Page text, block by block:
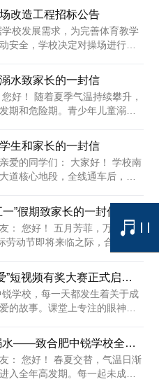
单位参与投标。 一、项目
中锐......
改造工程招标公告
安全，学校决定对操场进行整
1.项
场改造工程 2. 项目地
水致家长的一封信
期和危险期。青少年儿童溺水
一个家庭带来无法弥补的伤
子的生命安全，严防溺水事故
在此郑重提醒各位家长，请
生和家长的一封信
们： 大家好！ 学校南
道核心地段，全线通车后，车
中发现，部分行人乱穿马路、
盔、家长车辆多排停放等不文
在安全隐患。为切......
”假期致家长的一封信
，万物生
劳动节即将来临之际，合肥中锐
和您的家人致以最诚挚的节日
来对学校各项工作的理解、支
校特致信于您......
“遇见中锐·遇见爱”短视频有奖大赛正式启动！
的故事。课堂上专注的眼神、
了一幅充满温度的教育图景。
，传递教育过程中最真实的情
中锐·遇见爱”短视频有奖大赛
珍爱生命 严防溺水——致合肥中锐学校全体学生家长的一封信
气温日渐
入全年高发期。每一起未成年